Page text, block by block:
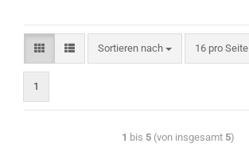
Sortieren nach 16 pro Seite
1
1 bis 5 (von insgesamt 5)